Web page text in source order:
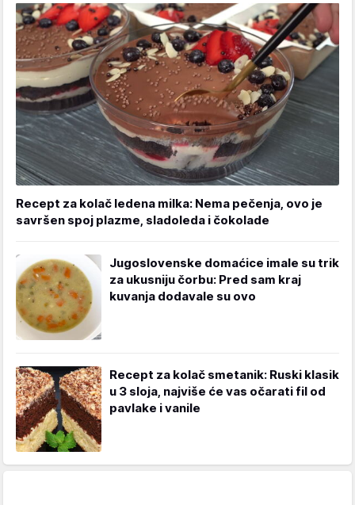
Recept za kolač ledena milka: Nema pečenja, ovo je
savršen spoj plazme, sladoleda i čokolade
Jugoslovenske domaćice imale su trik
za ukusniju čorbu: Pred sam kraj
kuvanja dodavale su ovo
Recept za kolač smetanik: Ruski klasik
u 3 sloja, najviše će vas očarati fil od
pavlake i vanile